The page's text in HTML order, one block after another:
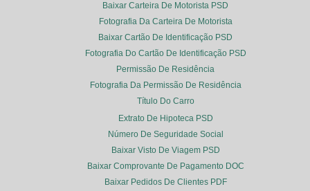
Baixar Carteira De Motorista PSD
Fotografia Da Carteira De Motorista
Baixar Cartão De Identificação PSD
Fotografia Do Cartão De Identificação PSD
Permissão De Residência
Fotografia Da Permissão De Residência
Título Do Carro
Extrato De Hipoteca PSD
Número De Seguridade Social
Baixar Visto De Viagem PSD
Baixar Comprovante De Pagamento DOC
Baixar Pedidos De Clientes PDF